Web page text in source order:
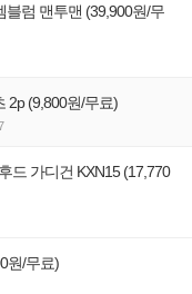
블럼 맨투맨 (39,900원/무
2p (9,800원/무료)
드 가디건 KXN15 (17,770
원/무료)